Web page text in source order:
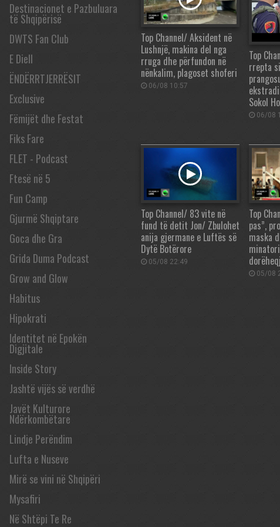
Destinacionet e Pazbuluara
të Shqipërisë
DWTS Fan Club
E Diell
ËNDËRRTJERRËSIT
Exclusive
Fëmijët dhe Festat
Fiks Fare
FLET - Podcast
Ftesë në 5
Fun Camp
Gjurmë Shqiptare
Goca dhe Gra
Grida Duma Podcast
Grow and Glow
Habitus
Hipokrati
Identitet në Epokën
Digjitale
Inside Story
Jashtë vijës së verdhë
Javët Kulturore
Ndërkombëtare
Lindje Perëndim
Lufta e Nuseve
Mirë se vini në Shqipëri
Mysafiri
Në Shtëpi Te Re
Top Channel/ Aksident në
Lushnjë, makina del nga
rruga dhe përfundon në
nënkalim, plagoset shoferi
06/08 10:57
Top
rrepta
Sokol
06/08
Top Channel/ 83 vite në
fund të detit Jon/ Zbulohet
anija gjermane e Luftës së
Dytë Botërore
05/08 22:49
Top
pas”,
maska
05/08